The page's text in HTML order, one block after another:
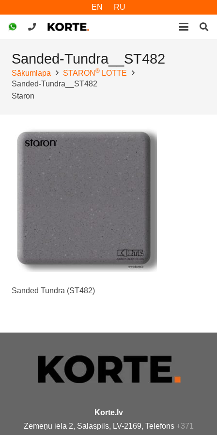
EN RU
Sanded-Tundra__ST482
Sākumlapa STARON® LOTTE
Sanded-Tundra__ST482
Staron
Sanded Tundra (ST482)
Korte.lv
Zemeņu iela 2, Salaspils, LV-2169, Telefons +371